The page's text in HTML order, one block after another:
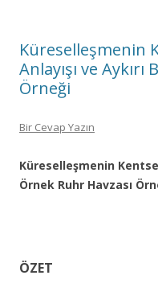
Küreselleşmenin
Anlayışı ve
Örneği
Bir Cevap Yazın
Küreselleşmenin
Örnek Ruhr Havzası
ÖZET